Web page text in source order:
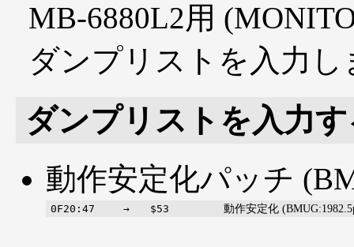
MB-6880L2用
ダンプリストを入力し
ダンプリストを入力
動作安定化パッチ
0F20:47 → $53 動作安定化